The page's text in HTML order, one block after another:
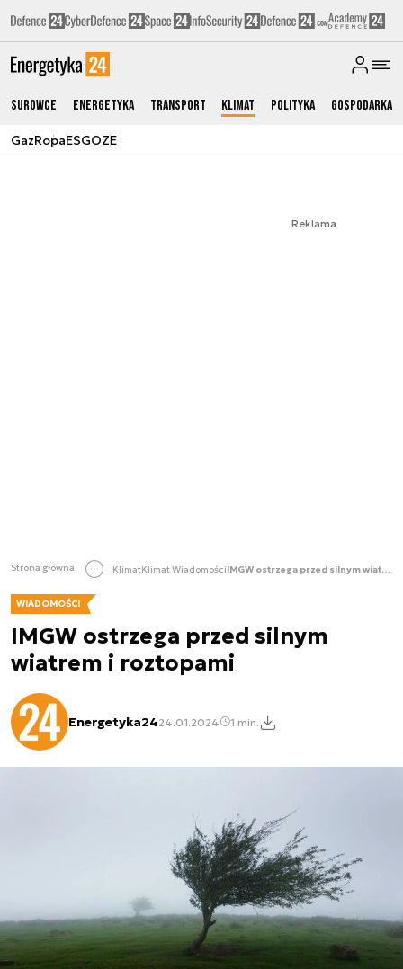
Surowce Energetyka Transport Klimat Polityka Gospodarka
GazRopaESGOZE
Reklama
Strona główna KlimatKlimat Wiadomości IMGW ostrzega przed silnym wiatrem i roztopami
WIADOMOŚCI
IMGW ostrzega przed silnym
wiatrem i roztopami
Energetyka2424.01.2024 1 min.